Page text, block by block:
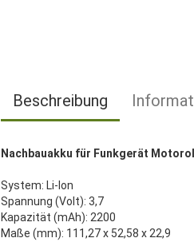
Beschreibung
Nachbauakku für Funkgerät
System: Li-Ion
Spannung (Volt): 3,7
Kapazität (mAh): 2200
Maße (mm): 111,27 x 52,58 x 22,9